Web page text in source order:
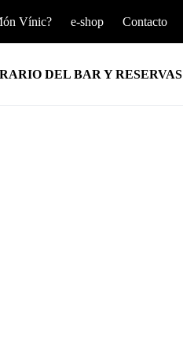
Vínic? e-shop Contacto
DEL BAR Y RESERVAS